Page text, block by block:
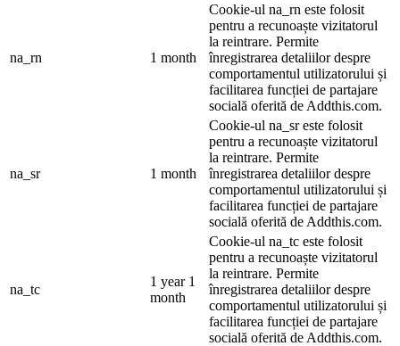
na_rn 1 month
Cookie-ul na_rn este folosit
pentru a recunoaște vizitatorul
la reintrare. Permite
înregistrarea detaliilor despre
comportamentul utilizatorului și
facilitarea funcției de partajare
socială oferită de Addthis.com.
na_sr 1 month
Cookie-ul na_sr este folosit
pentru a recunoaște vizitatorul
la reintrare. Permite
înregistrarea detaliilor despre
comportamentul utilizatorului și
facilitarea funcției de partajare
socială oferită de Addthis.com.
na_tc
1 year 1
month
Cookie-ul na_tc este folosit
pentru a recunoaște vizitatorul
la reintrare. Permite
înregistrarea detaliilor despre
comportamentul utilizatorului și
facilitarea funcției de partajare
socială oferită de Addthis.com.